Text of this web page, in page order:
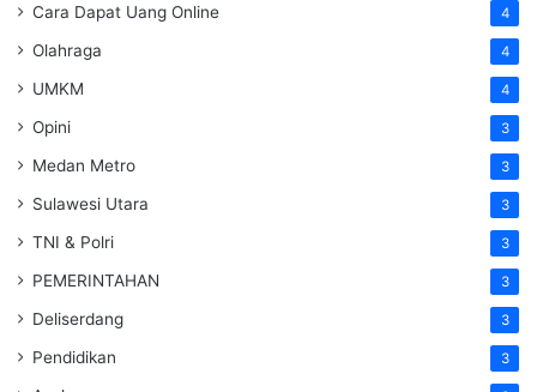
Cara Dapat Uang Online 4
Olahraga 4
UMKM 4
Opini 3
Medan Metro 3
Sulawesi Utara 3
TNI & Polri 3
PEMERINTAHAN 3
Deliserdang 3
Pendidikan 3